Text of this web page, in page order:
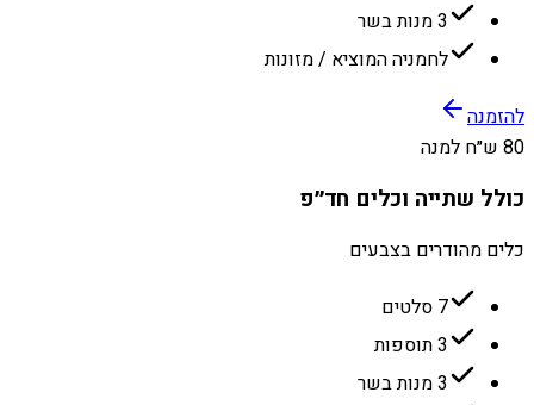
3 מנות בשר
לחמניה המוציא / מזונות
להזמנה
80 ש״ח למנה
כולל שתייה וכלים חד״פ
כלים מהודרים בצבעים
7 סלטים
3 תוספות
3 מנות בשר